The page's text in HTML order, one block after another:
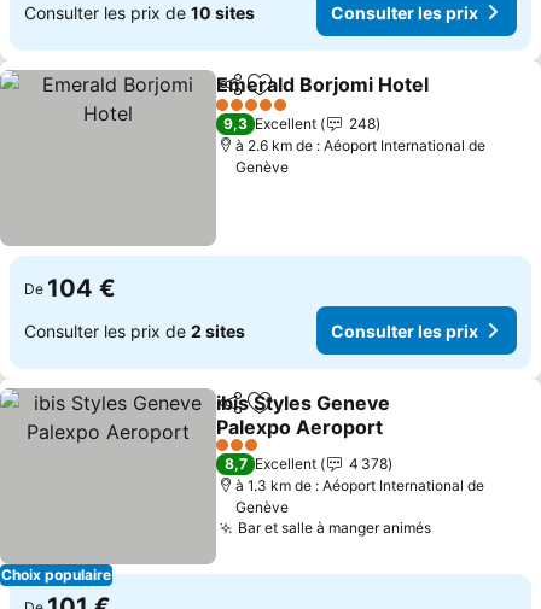
Consulter les prix de 10 sites Consulter les prix
PartagerAjouter à mes favoris
Emerald Borjomi Hotel
5 Étoiles
9,3 Excellent
248
à 2.6 km de : Aéoport International de
Genève
De 104 €
Consulter les prix de 2 sites Consulter les prix
Choix populaire
PartagerAjouter à mes favoris
ibis Styles Geneve
Palexpo Aeroport
3 Étoiles
8,7 Excellent
4 378
à 1.3 km de : Aéoport International de
Genève
Bar et salle à manger animés